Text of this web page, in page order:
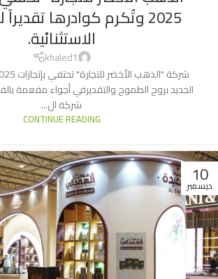
2025 وتُكرم كوادرها
الاستثنائية.
khaled1
الجديد بروح الطموح والتقديرفي أجواء مفعمة
شركة ال...
CONTINUE READING
10
ديسمبر